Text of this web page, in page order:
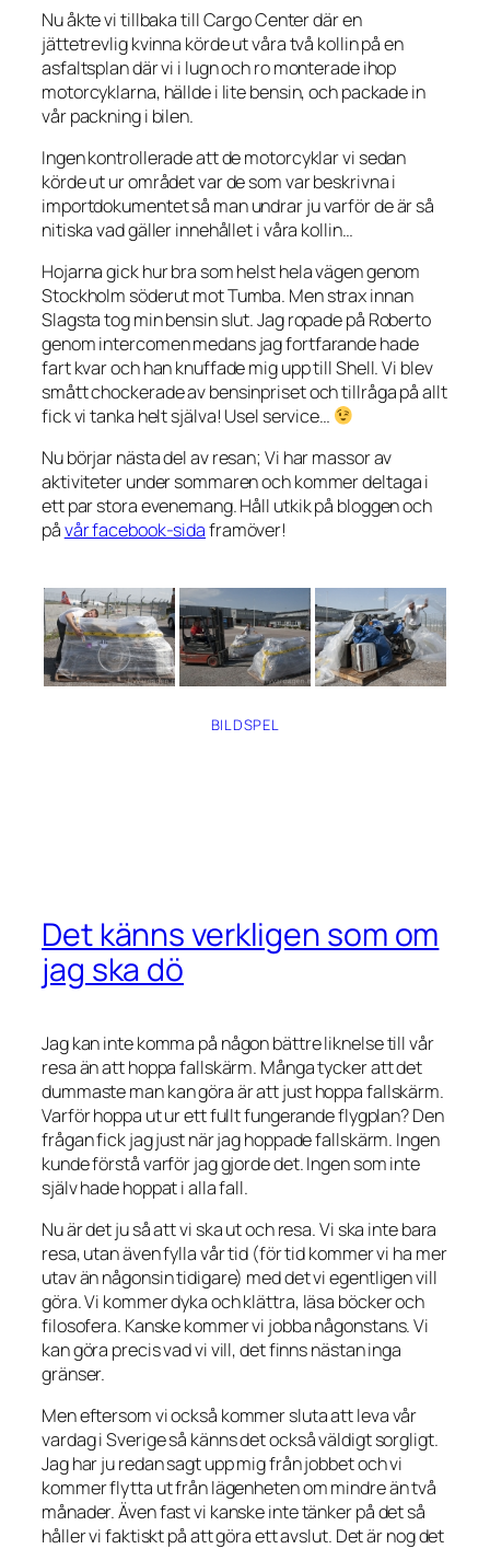
Nu åkte vi tillbaka till Cargo Center där en
jättetrevlig kvinna körde ut våra två kollin på en
asfaltsplan där vi i lugn och ro monterade ihop
motorcyklarna, hällde i lite bensin, och packade in
vår packning i bilen.
Ingen kontrollerade att de motorcyklar vi sedan
körde ut ur området var de som var beskrivna i
importdokumentet så man undrar ju varför de är så
nitiska vad gäller innehållet i våra kollin…
Hojarna gick hur bra som helst hela vägen genom
Stockholm söderut mot Tumba. Men strax innan
Slagsta tog min bensin slut. Jag ropade på Roberto
genom intercomen medans jag fortfarande hade
fart kvar och han knuffade mig upp till Shell. Vi blev
smått chockerade av bensinpriset och tillråga på allt
fick vi tanka helt själva! Usel service…
Nu börjar nästa del av resan; Vi har massor av
aktiviteter under sommaren och kommer deltaga i
ett par stora evenemang. Håll utkik på bloggen och
påvår facebook-sidaframöver!
BILDSPEL
Det känns verkligen som om
jag ska dö
Jag kan inte komma på någon bättre liknelse till vår
resa än att hoppa fallskärm. Många tycker att det
dummaste man kan göra är att just hoppa fallskärm.
Varför hoppa ut ur ett fullt fungerande flygplan? Den
frågan fick jag just när jag hoppade fallskärm. Ingen
kunde förstå varför jag gjorde det. Ingen som inte
själv hade hoppat i alla fall.
Nu är det ju så att vi ska ut och resa. Vi ska inte bara
resa, utan även fylla vår tid (för tid kommer vi ha mer
utav än någonsin tidigare) med det vi egentligen vill
göra. Vi kommer dyka och klättra, läsa böcker och
filosofera. Kanske kommer vi jobba någonstans. Vi
kan göra precis vad vi vill, det finns nästan inga
gränser.
Men eftersom vi också kommer sluta att leva vår
vardag i Sverige så känns det också väldigt sorgligt.
Jag har ju redan sagt upp mig från jobbet och vi
kommer flytta ut från lägenheten om mindre än två
månader. Även fast vi kanske inte tänker på det så
håller vi faktiskt på att göra ett avslut. Det är nog det